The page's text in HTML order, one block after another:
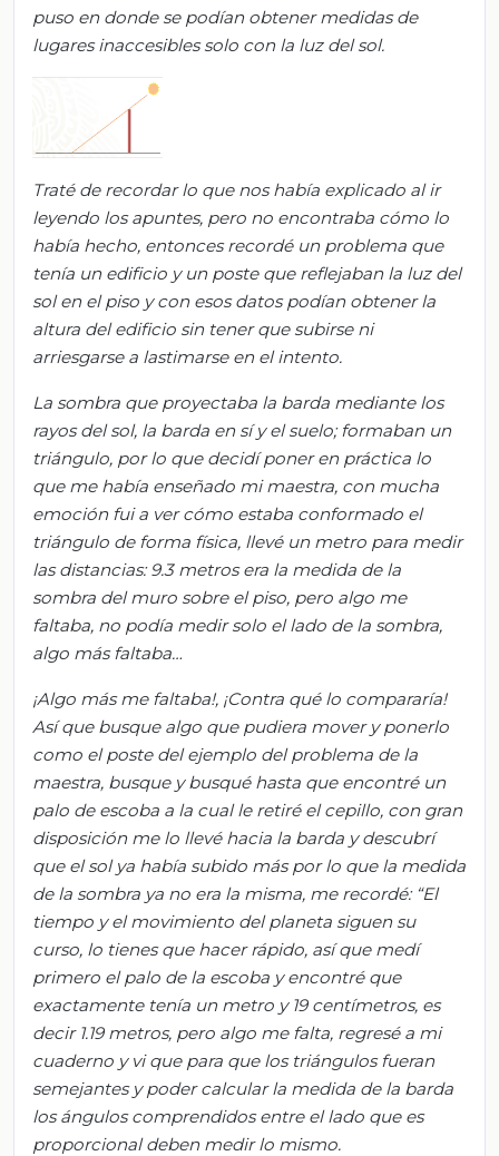
puso en donde se podían obtener medidas de
lugares inaccesibles solo con la luz del sol.
Traté de recordar lo que nos había explicado al ir
leyendo los apuntes, pero no encontraba cómo lo
había hecho, entonces recordé un problema que
tenía un edificio y un poste que reflejaban la luz del
sol en el piso y con esos datos podían obtener la
altura del edificio sin tener que subirse ni
arriesgarse a lastimarse en el intento.
La sombra que proyectaba la barda mediante los
rayos del sol, la barda en sí y el suelo; formaban un
triángulo, por lo que decidí poner en práctica lo
que me había enseñado mi maestra, con mucha
emoción fui a ver cómo estaba conformado el
triángulo de forma física, llevé un metro para medir
las distancias: 9.3 metros era la medida de la
sombra del muro sobre el piso, pero algo me
faltaba, no podía medir solo el lado de la sombra,
algo más faltaba…
¡Algo más me faltaba!, ¡Contra qué lo compararía!
Así que busque algo que pudiera mover y ponerlo
como el poste del ejemplo del problema de la
maestra, busque y busqué hasta que encontré un
palo de escoba a la cual le retiré el cepillo, con gran
disposición me lo llevé hacia la barda y descubrí
que el sol ya había subido más por lo que la medida
de la sombra ya no era la misma, me recordé: “El
tiempo y el movimiento del planeta siguen su
curso, lo tienes que hacer rápido, así que medí
primero el palo de la escoba y encontré que
exactamente tenía un metro y 19 centímetros, es
decir 1.19 metros, pero algo me falta, regresé a mi
cuaderno y vi que para que los triángulos fueran
semejantes y poder calcular la medida de la barda
los ángulos comprendidos entre el lado que es
proporcional deben medir lo mismo.